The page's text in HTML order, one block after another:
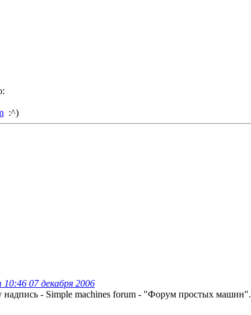
:^)
07 декабря 2006
надпись - Simple machines forum - "Форум простых машин".